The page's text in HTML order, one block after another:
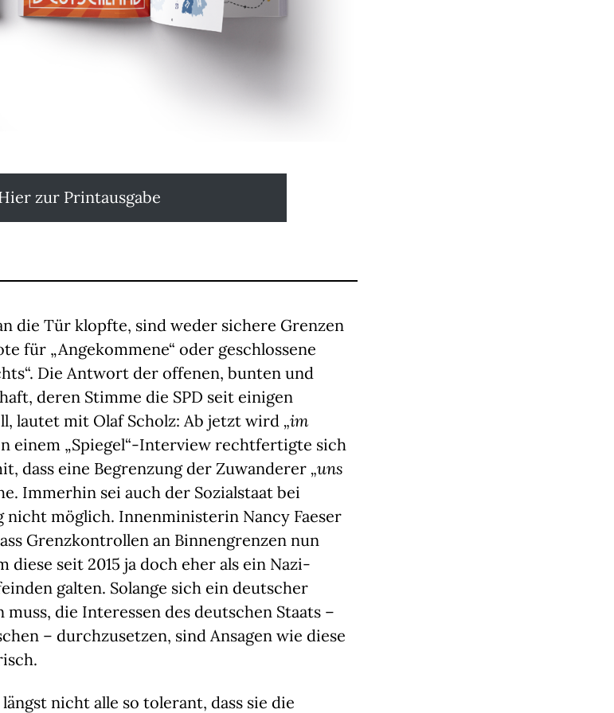
zur Printausgabe
die Tür klopfte, sind weder sichere Grenzen
für „Angekommene“ oder geschlossene
Die Antwort der offenen, bunten und
deren Stimme die SPD seit einigen
lautet mit Olaf Scholz: Ab jetzt wird „im
einem „Spiegel“-Interview rechtfertigte sich
dass eine Begrenzung der Zuwanderer „uns
Immerhin sei auch der Sozialstaat bei
nicht möglich. Innenministerin Nancy Faeser
Grenzkontrollen an Binnengrenzen nun
diese seit 2015 ja doch eher als ein Nazi-
galten. Solange sich ein deutscher
die Interessen des deutschen Staats –
– durchzusetzen, sind Ansagen wie diese
nicht alle so tolerant, dass sie die